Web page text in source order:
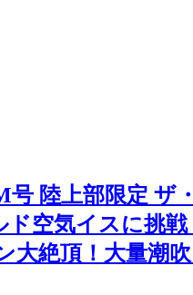
号 陸上部限定
ド空気イスに挑
大絶頂！大量潮